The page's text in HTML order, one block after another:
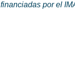
financiadas por el